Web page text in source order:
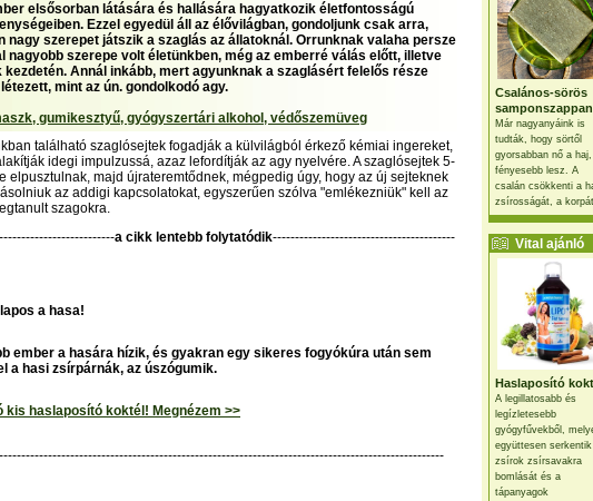
Csalános-sörös
samponszappan
Már nagyanyáink is
tudták, hogy sörtől
gyorsabban nő a haj,
fényesebb lesz. A
csalán csökkenti a
zsírosságát, a
Vital ajánló
Haslaposító
A legillatosabb és
legízletesebb
gyógyfűvekből,
együttesen
zsírok zsírsavakra
bomlását és a
tápanyagok
elsősorban látására és hallására hagyatkozik életfontosságú
Ezzel egyedül áll az élővilágban, gondoljunk csak arra,
nagy szerepet játszik a szaglás az állatoknál. Orrunknak valaha persze
nagyobb szerepe volt életünkben, még az emberré válás előtt, illetve
kezdetén. Annál inkább, mert agyunknak a szaglásért felelős része
mint az ún. gondolkodó agy.
gumikesztyű, gyógyszertári alkohol, védőszemüveg
található szaglósejtek fogadják a külvilágból érkező kémiai ingereket,
idegi impulzussá, azaz lefordítják az agy nyelvére. A szaglósejtek 5-
elpusztulnak, majd újrateremtődnek, mégpedig úgy, hogy az új sejteknek
az addigi kapcsolatokat, egyszerűen szólva "emlékezniük" kell az
szagokra.
a cikk lentebb folytatódik-----------------------------------------
a hasa!
ember a hasára hízik, és gyakran egy sikeres fogyókúra után sem
a hasi zsírpárnák, az úszógumik.
kis haslaposító koktél! Megnézem >>